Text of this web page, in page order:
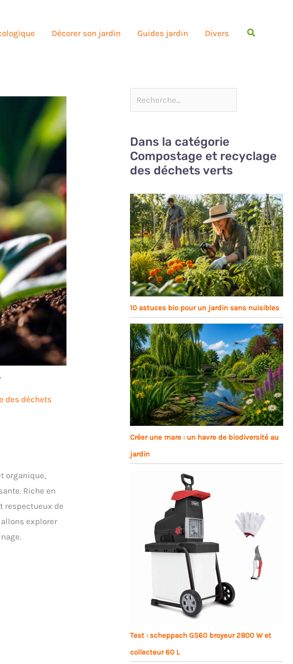
Décorer son jardin Guides jardin Divers
des déchets
organique,
Riche en
respectueux de
explorer
Dans la catégorie
Compostage et recyclage
des déchets verts
10 astuces bio pour un jardin sans nuisibles
Créer une mare : un havre de biodiversité au
jardin
Test : scheppach GS60 broyeur 2800 W et
collecteur 60 L